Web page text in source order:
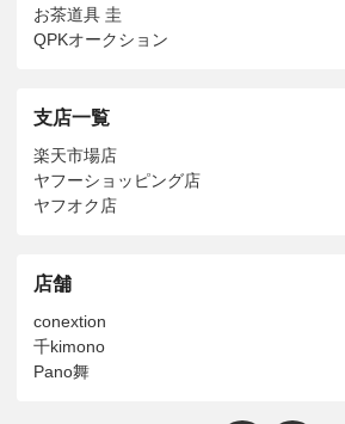
お茶道具 圭
QPKオークション
支店一覧
楽天市場店
ヤフーショッピング店
ヤフオク店
店舗
conextion
千kimono
Pano舞